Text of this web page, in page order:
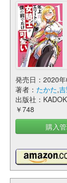
発売日：2020
著者： たかた,
出版社：
￥748
購入